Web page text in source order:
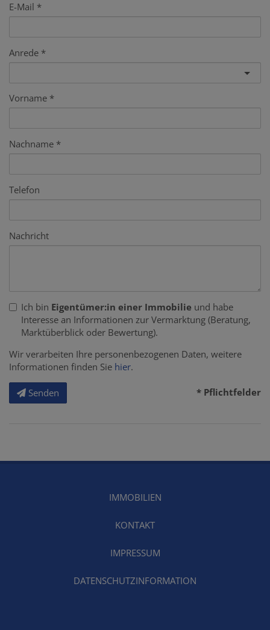
E-Mail
Anrede
Vorname
Nachname
Telefon
Nachricht
Ich bin Eigentümer:in einer Immobilie und habe
Interesse an Informationen zur Vermarktung (Beratung,
Marktüberblick oder Bewertung).
Wir verarbeiten Ihre personenbezogenen Daten, weitere
Informationen finden Sie hier.
Senden * Pflichtfelder
IMMOBILIEN
KONTAKT
IMPRESSUM
DATENSCHUTZINFORMATION